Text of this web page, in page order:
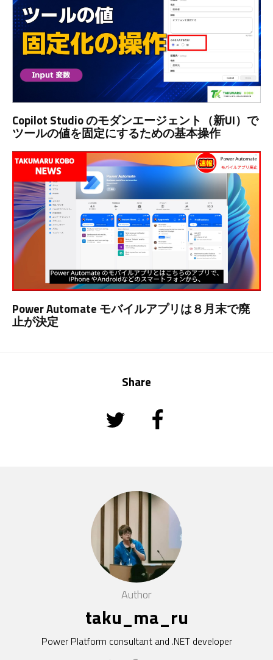
Copilot Studio のモダンエージェント（新UI）で
ツールの値を固定にするための基本操作
Power Automate モバイルアプリは８月末で廃
止が決定
Share
Author
taku_ma_ru
Power Platform consultant and .NET developer